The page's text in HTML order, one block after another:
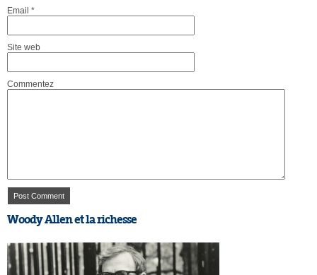
Email *
Site web
Commentez
Woody Allen et la richesse